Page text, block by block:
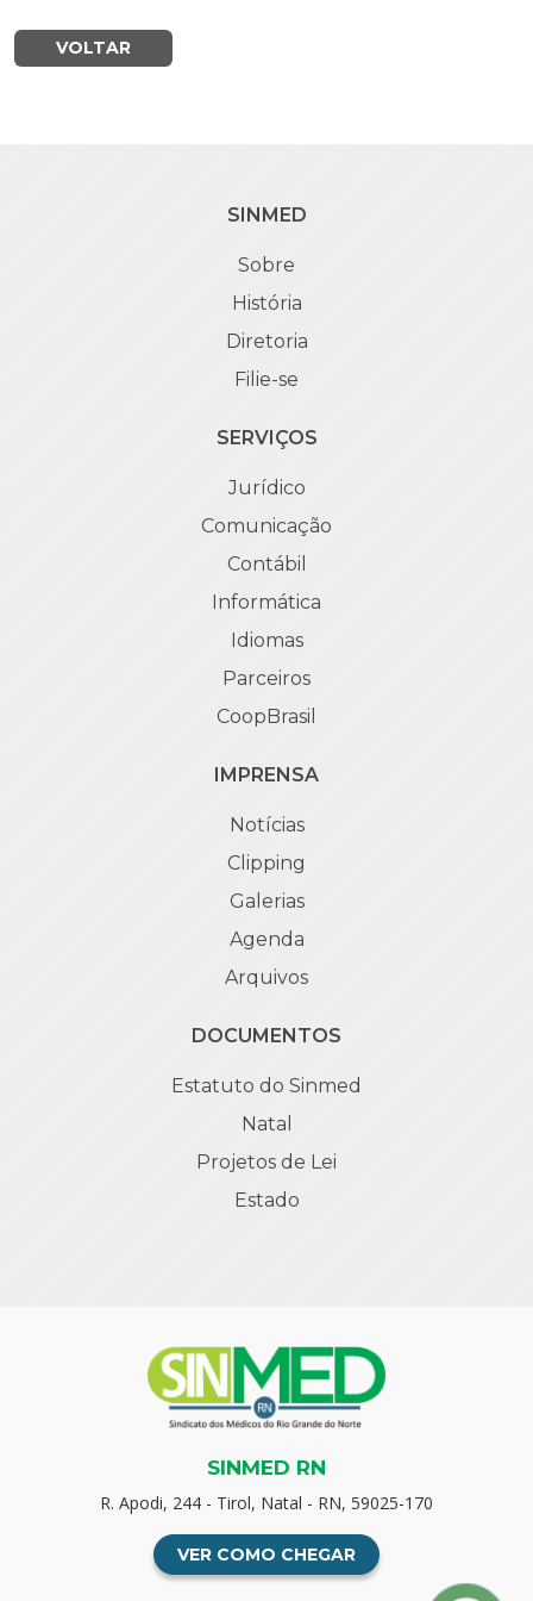
VOLTAR
SINMED
Sobre
História
Diretoria
Filie-se
SERVIÇOS
Jurídico
Comunicação
Contábil
Informática
Idiomas
Parceiros
CoopBrasil
IMPRENSA
Notícias
Clipping
Galerias
Agenda
Arquivos
DOCUMENTOS
Estatuto do Sinmed
Natal
Projetos de Lei
Estado
SINMED RN
R. Apodi, 244 - Tirol, Natal - RN, 59025-170
VER COMO CHEGAR